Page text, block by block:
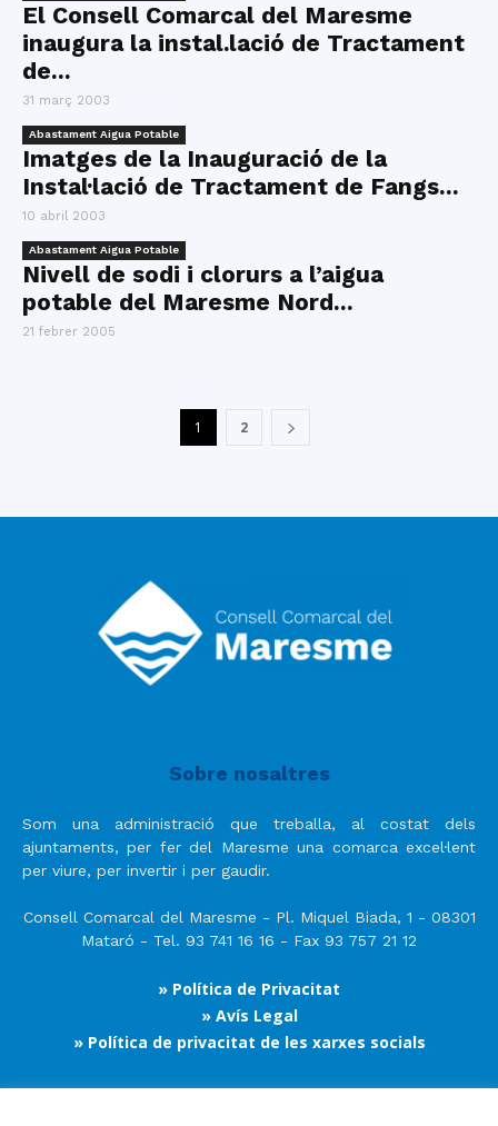
El Consell Comarcal del Maresme
inaugura la instal.lació de Tractament
de...
31 març 2003
Abastament Aigua Potable
Imatges de la Inauguració de la
Instal·lació de Tractament de Fangs...
10 abril 2003
Abastament Aigua Potable
Nivell de sodi i clorurs a l’aigua
potable del Maresme Nord...
21 febrer 2005
1 2
Sobre nosaltres
Som una administració que treballa, al costat dels
ajuntaments, per fer del Maresme una comarca excel·lent
per viure, per invertir i per gaudir.
Consell Comarcal del Maresme - Pl. Miquel Biada, 1 - 08301
Mataró - Tel. 93 741 16 16 - Fax 93 757 21 12
» Política de Privacitat
» Avís Legal
» Política de privacitat de les xarxes socials